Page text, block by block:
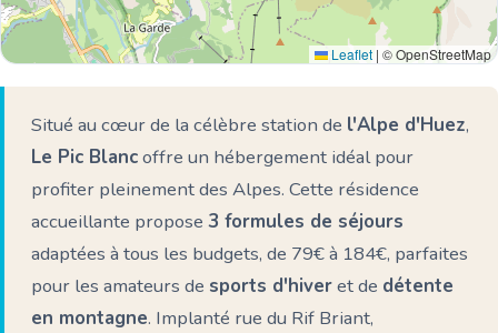
Leaflet | © OpenStreetMap
Situé au cœur de la célèbre station de l'Alpe d'Huez,
Le Pic Blancoffre un hébergement idéal pour
profiter pleinement des Alpes. Cette résidence
accueillante propose 3 formules de séjours
adaptées à tous les budgets, de 79€ à 184€, parfaites
pour les amateurs de sports d'hiveret de détente
en montagne. Implanté rue du Rif Briant,